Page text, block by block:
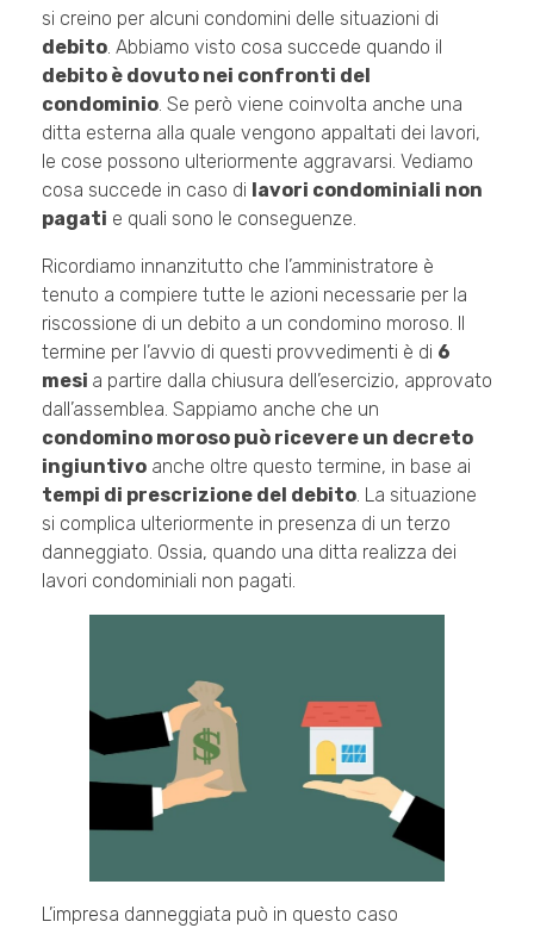
si creino per alcuni condomini delle situazioni di
debito . Abbiamo visto cosa succede quando il
debito è dovuto nei confronti del
condominio . Se però viene coinvolta anche una
ditta esterna alla quale vengono appaltati dei lavori,
le cose possono ulteriormente aggravarsi. Vediamo
cosa succede in caso di lavori condominiali non
pagati e quali sono le conseguenze.
Ricordiamo innanzitutto che l’amministratore è
tenuto a compiere tutte le azioni necessarie per la
riscossione di un debito a un condomino moroso. Il
termine per l’avvio di questi provvedimenti è di 6
mesi a partire dalla chiusura dell’esercizio, approvato
dall’assemblea. Sappiamo anche che un
condomino moroso può ricevere un decreto
ingiuntivo anche oltre questo termine, in base ai
tempi di prescrizione del debito . La situazione
si complica ulteriormente in presenza di un terzo
danneggiato. Ossia, quando una ditta realizza dei
lavori condominiali non pagati.
L’impresa danneggiata può in questo caso